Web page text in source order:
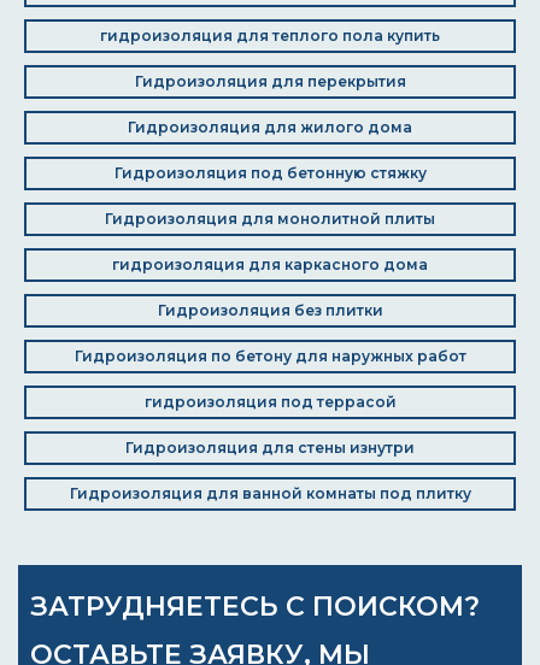
гидроизоляция для теплого пола купить
Гидроизоляция для перекрытия
Гидроизоляция для жилого дома
Гидроизоляция под бетонную стяжку
Гидроизоляция для монолитной плиты
гидроизоляция для каркасного дома
Гидроизоляция без плитки
Гидроизоляция по бетону для наружных работ
гидроизоляция под террасой
Гидроизоляция для стены изнутри
Гидроизоляция для ванной комнаты под плитку
ЗАТРУДНЯЕТЕСЬ С ПОИСКОМ?
ОСТАВЬТЕ ЗАЯВКУ, МЫ